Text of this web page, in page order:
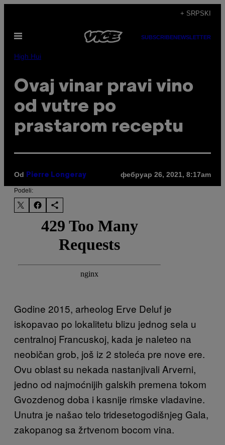
садржај
+ SRPSKI
Otvori
SUBSCRIBENEWSLETTER
High Hui
Ovaj vinar pravi vino
od vutre po
prastarom receptu
Od Pierre Longeray фебруар 26, 2021, 8:17am
Podeli:
Godine 2015, arheolog Erve Deluf je
iskopavao po lokalitetu blizu jednog sela u
centralnoj Francuskoj, kada je naleteo na
neobičan grob, još iz 2 stoleća pre nove ere.
Ovu oblast su nekada nastanjivali Arverni,
jedno od najmoćnijih galskih premena tokom
Gvozdenog doba i kasnije rimske vladavine.
Unutra je našao telo tridesetogodišnjeg Gala,
zakopanog sa žrtvenom bocom vina.